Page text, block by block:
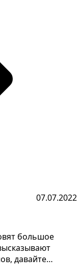
07.07.2022
большое
давайте